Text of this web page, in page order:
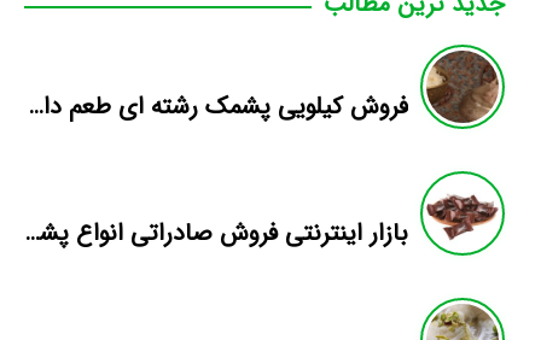
فروش کیلویی پشمک رشته ای طعم دار میوه
بازار اینترنتی فروش صادراتی انواع پشمک الیافی/شکلاتی